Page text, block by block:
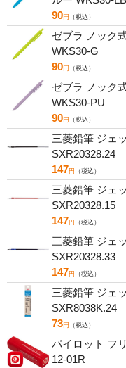
90円 （税込）
ゼブラ ノック
WKS30-G
90円 （税込）
ゼブラ ノック
WKS30-PU
90円 （税込）
三菱鉛筆 ジェ
SXR20328.24
147円 （税込）
三菱鉛筆 ジェ
SXR20328.15
147円 （税込）
三菱鉛筆 ジェ
SXR20328.33
147円 （税込）
三菱鉛筆 ジェ
SXR8038K.24
73円 （税込）
パイロット フ
12-01R